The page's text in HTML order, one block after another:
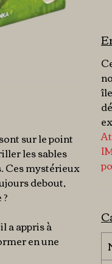
sur le point
les sables
Ces mystérieux
debout,
a appris à
en une